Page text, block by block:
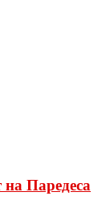
Паредеса